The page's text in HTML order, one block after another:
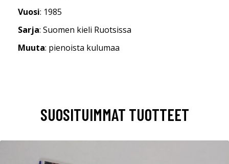
Vuosi: 1985
Sarja: Suomen kieli Ruotsissa
Muuta: pienoista kulumaa
SUOSITUIMMAT TUOTTEET